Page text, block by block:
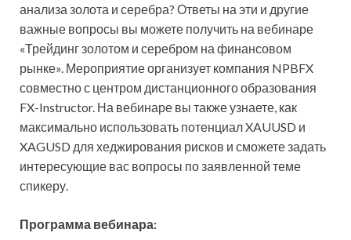
анализа золота и серебра? Ответы на эти и другие
важные вопросы вы можете получить на вебинаре
«Трейдинг золотом и серебром на финансовом
рынке». Мероприятие организует компания NPBFX
совместно с центром дистанционного образования
FX-Instructor. На вебинаре вы также узнаете, как
максимально использовать потенциал XAUUSD и
XAGUSD для хеджирования рисков и сможете задать
интересующие вас вопросы по заявленной теме
спикеру.
Программа вебинара: